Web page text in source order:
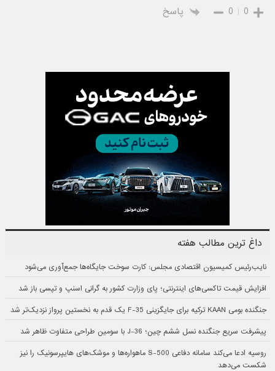
0
0 پاسخ
داغ ترین مطالب هفته
نایب‌رئیس کمیسیون اقتصادی مجلس: کارت سوخت جایگاه‌ها جمع‌آوری می‌شود
افزایش قیمت تاکسی‌های اینترنتی؛ پای وزارت کشور به گرانی اسنپ و تپسی باز شد
جنگنده بومی KAAN ترکیه برای جایگزینی F-35 یک قدم به نخستین پرواز نزدیک‌تر شد
پیشرفت سریع جنگنده نسل ششم چین؛ J-36 با سومین طراحی متفاوت ظاهر شد
روسیه ادعا می‌کند سامانه دفاعی S-500 ماهواره‌ها و موشک‌های هایپرسونیک را نیز
شکست می‌دهد